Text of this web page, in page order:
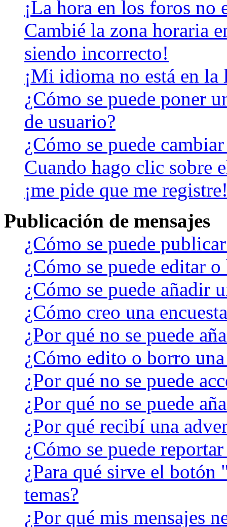
¡La hora en los foros no
Cambié la zona horaria
siendo incorrecto!
¡Mi idioma no está en la
¿Cómo se puede poner
de usuario?
¿Cómo se puede
Cuando hago clic sobre
¡me pide que me
Publicación de mensajes
¿Cómo se puede
¿Cómo se puede editar
¿Cómo se puede añadir
¿Cómo creo una
¿Por qué no se puede
¿Cómo edito o borro una
¿Por qué no se puede
¿Por qué no se puede
¿Por qué recibí una
¿Cómo se puede
¿Para qué sirve el
temas?
¿Por qué mis mensajes